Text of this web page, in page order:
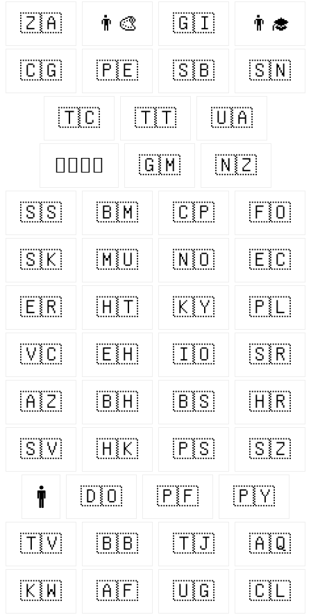
🇿🇦 👨‍🎨 🇬🇮 👨‍🎓
🇨🇬 🇵🇪 🇸🇧 🇸🇳
🇹🇨 🇹🇹 🇺🇦
👩‍❤️‍💋‍👨 🇬🇲 🇳🇿
🇸🇸 🇧🇲 🇨🇵 🇫🇴
🇸🇰 🇲🇺 🇳🇴 🇪🇨
🇪🇷 🇭🇹 🇰🇾 🇵🇱
🇻🇨 🇪🇭 🇮🇴 🇸🇷
🇦🇿 🇧🇭 🇧🇸 🇭🇷
🇸🇻 🇭🇰 🇵🇸 🇸🇿
🚹 🇩🇴 🇵🇫 🇵🇾
🇹🇻 🇧🇧 🇹🇯 🇦🇶
🇰🇼 🇦🇫 🇺🇬 🇨🇱